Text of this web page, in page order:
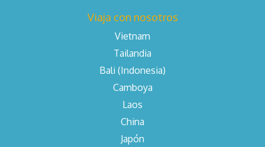
Viaja con nosotros
Vietnam
Tailandia
Bali (Indonesia)
Camboya
Laos
China
Japón